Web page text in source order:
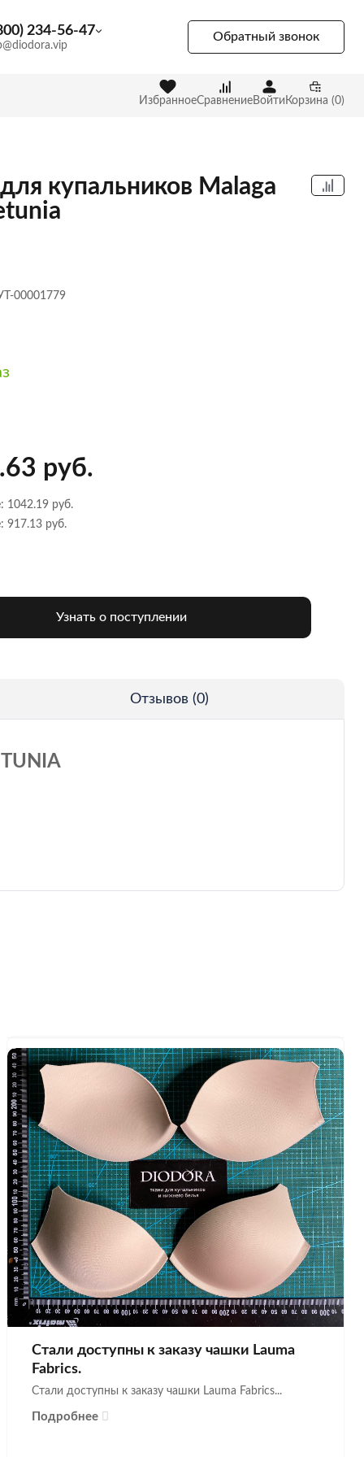
234-56-47 Обратный звонок
ИзбранноеСравнениеВойти Корзина (0)
купальников Malaga
00001779
руб.
1042.19 руб.
917.13 руб.
Узнать о поступлении
Отзывов (0)
Стали доступны к заказу чашки Lauma
Fabrics.
Стали доступны к заказу чашки Lauma Fabrics...
Подробнее